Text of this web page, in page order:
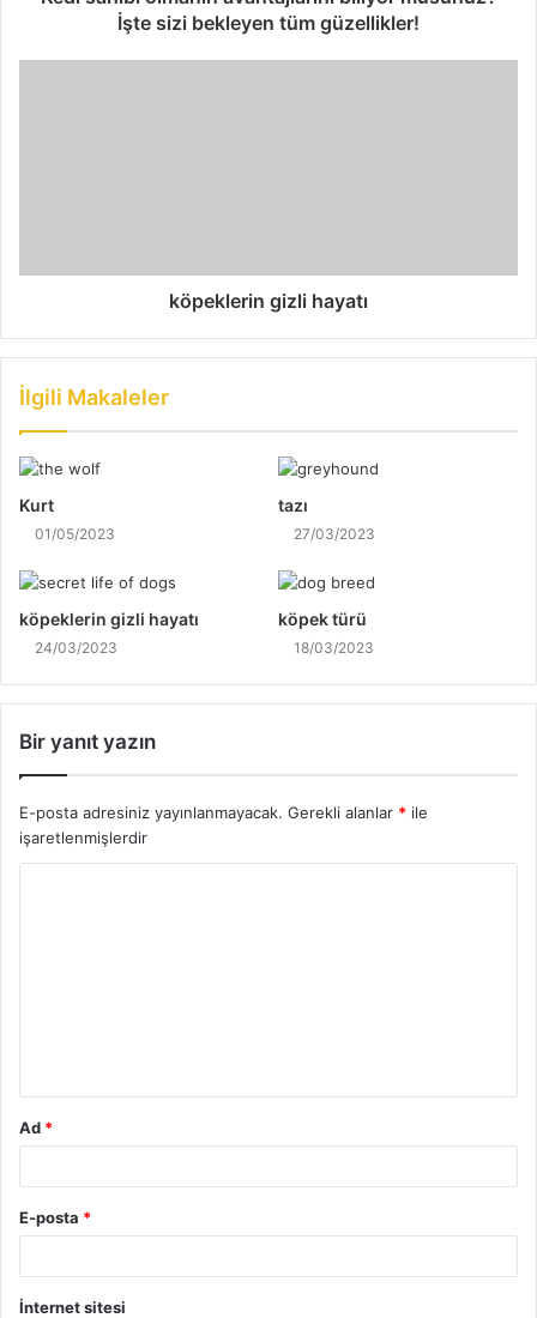
İşte sizi bekleyen tüm güzellikler!
köpeklerin gizli hayatı
İlgili Makaleler
Kurt
01/05/2023
tazı
27/03/2023
köpeklerin gizli hayatı
24/03/2023
köpek türü
18/03/2023
Bir yanıt yazın
E-posta adresiniz yayınlanmayacak. Gerekli alanlar * ile
işaretlenmişlerdir
Ad *
E-posta *
İnternet sitesi